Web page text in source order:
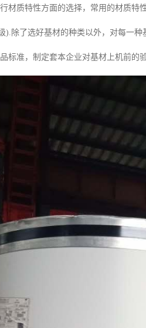
材质特性方面的选择，常用的材质特
).除了选好基材的种类以外，对每一
标准，制定套本企业对基材上机前的